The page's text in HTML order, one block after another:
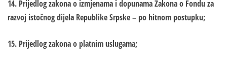
14. Prijedlog zakona o izmjenama i dopunama Zakona o Fondu za
razvoj istočnog dijela Republike Srpske – po hitnom postupku;
15. Prijedlog zakona o platnim uslugama;